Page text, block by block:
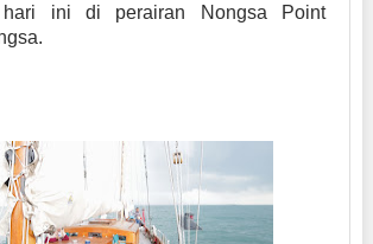
hari ini di perairan Nongsa Point